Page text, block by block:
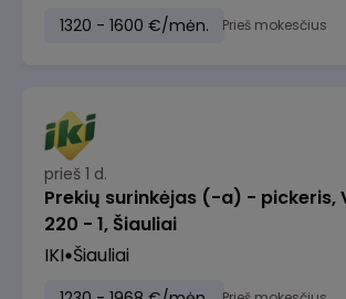
1320 - 1600 €/mėn. Prieš mokesčius
prieš 1 d.
Prekių surinkėjas (-a) - pickeris,
220 - 1, Šiauliai
IKI Šiauliai